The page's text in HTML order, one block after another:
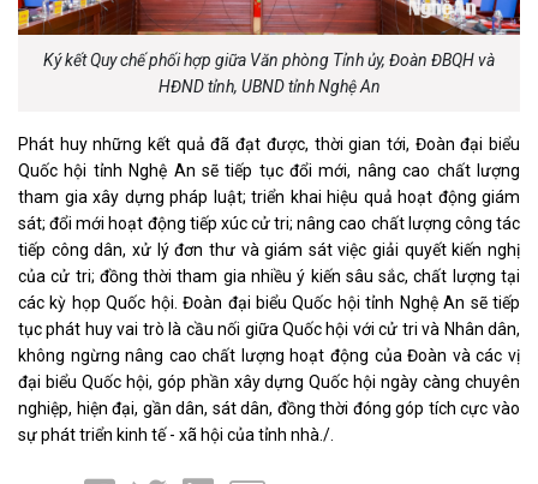
Ký kết Quy chế phối hợp giữa Văn phòng Tỉnh ủy, Đoàn ĐBQH và
HĐND tỉnh, UBND tỉnh Nghệ An
Phát huy những kết quả đã đạt được, thời gian tới, Đoàn đại biểu
Quốc hội tỉnh Nghệ An sẽ tiếp tục đổi mới, nâng cao chất lượng
tham gia xây dựng pháp luật; triển khai hiệu quả hoạt động giám
sát; đổi mới hoạt động tiếp xúc cử tri; nâng cao chất lượng công tác
tiếp công dân, xử lý đơn thư và giám sát việc giải quyết kiến nghị
của cử tri; đồng thời tham gia nhiều ý kiến sâu sắc, chất lượng tại
các kỳ họp Quốc hội. Đoàn đại biểu Quốc hội tỉnh Nghệ An sẽ tiếp
tục phát huy vai trò là cầu nối giữa Quốc hội với cử tri và Nhân dân,
không ngừng nâng cao chất lượng hoạt động của Đoàn và các vị
đại biểu Quốc hội, góp phần xây dựng Quốc hội ngày càng chuyên
nghiệp, hiện đại, gần dân, sát dân, đồng thời đóng góp tích cực vào
sự phát triển kinh tế - xã hội của tỉnh nhà./.